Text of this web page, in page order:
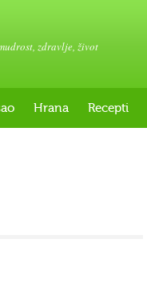
, zdravlje, život
Hrana Recepti